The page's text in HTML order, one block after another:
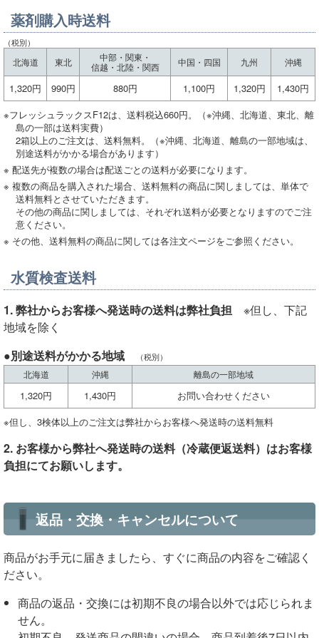
薬剤購入時送料
（税別）
北海道 東北
中部・関東・
信越・北陸・関西
中国・四国 九州 沖縄
1,320円 990円 880円 1,100円 1,320円
1,430円
※フレッシュラックスF12は、送料税込660円。（※沖縄、北海道、東北、離
島の一部は送料実費）
2箱以上のご注文は、送料無料。（※沖縄、北海道、離島の一部地域は、
別途送料がかかる場合があります）
※ 配送先が複数の場合は配送ごとの送料が必要になります。
※ 複数の商品を購入された場合、送料無料の商品に関しましては、単体で
送料無料とさせていただきます。
その他の商品に関しましては、それぞれ送料が必要となりますのでご注
意ください。
※ その他、送料無料の商品に関しては各注文ページをご参照ください。
水質検査送料
1. 弊社からお客様へ発送時の送料は弊社負担 ※但し、下記
地域を除く
●別途送料がかかる地域
（税別）
北海道 沖縄 離島の一部地域
1,320円 1,430円
お問い合わせください
※但し、3検体以上のご注文は弊社からお客様へ発送時の送料無料
2. お客様から弊社へ発送時の送料（冷蔵便返送料）はお客様
負担にてお願いします。
返品・交換・キャンセルについて
商品がお手元に届きましたら、すぐに商品の内容をご確認く
ださい。
商品の返品・交換には初期不良の場合以外では応じられま
せん。